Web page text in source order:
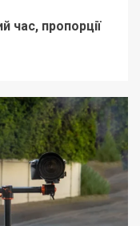
час, пропорції